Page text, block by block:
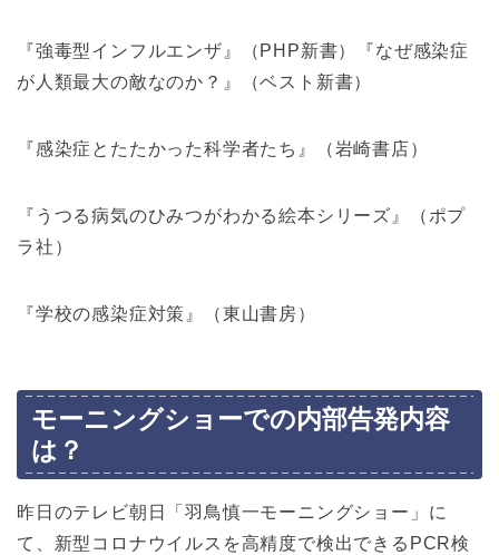
『強毒型インフルエンザ』（PHP新書）『なぜ感染症
が人類最大の敵なのか？』（ベスト新書）
『感染症とたたかった科学者たち』（岩崎書店）
『うつる病気のひみつがわかる絵本シリーズ』（ポプ
ラ社）
『学校の感染症対策』（東山書房）
モーニングショーでの内部告発内容
は？
昨日のテレビ朝日「羽鳥慎一モーニングショー」に
て、新型コロナウイルスを高精度で検出できるPCR検